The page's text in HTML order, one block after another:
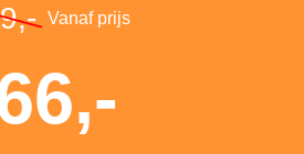
Vanaf prijs